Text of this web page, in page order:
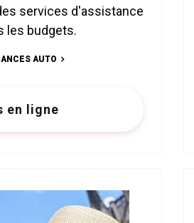
services d'assistance
les budgets.
AUTO
en ligne